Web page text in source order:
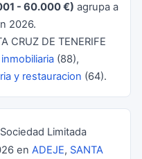
- 60.000 €) agrupa a
2026.
CRUZ DE TENERIFE
(88),
y restauracion (64).
Limitada
en ADEJE, SANTA